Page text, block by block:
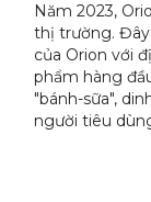
Năm 2023,
thị trường. Đây
của Orion với
phẩm hàng
"bánh-sữa",
người tiêu